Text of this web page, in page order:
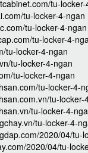
tu-
tu-locker-4-ngan
tu-locker-4-ngan
tu-locker-4-
tu-locker-4-ngan
tu-locker-4-ngan
tu-locker-4-ngan
tu-locker-4-
tu-locker-
tu-locker-4-
tu-locker-4-
2020/04/tu-
2020/04/tu-